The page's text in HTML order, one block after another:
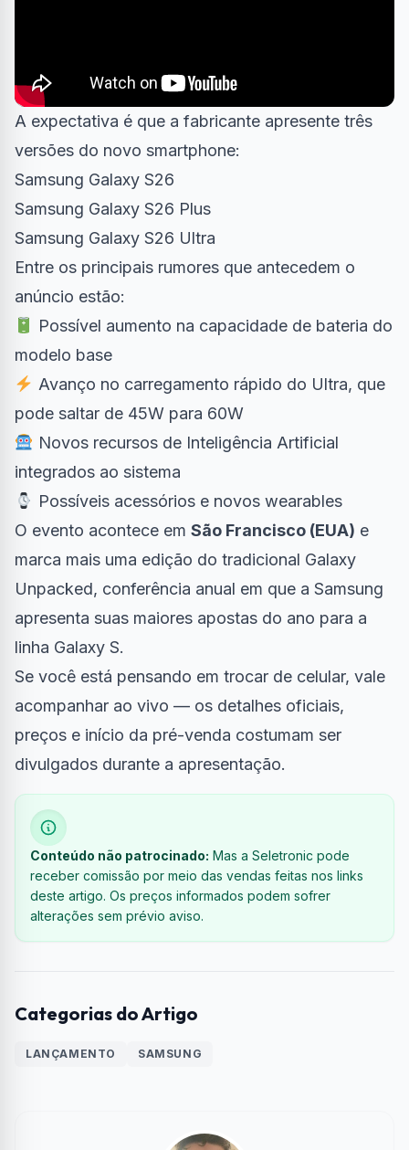
A expectativa é que a fabricante apresente três
versões do novo smartphone:
Samsung Galaxy S26
Samsung Galaxy S26 Plus
Samsung Galaxy S26 Ultra
Entre os principais rumores que antecedem o
anúncio estão:
Possível aumento na capacidade de bateria do
modelo base
Avanço no carregamento rápido do Ultra, que
pode saltar de 45W para 60W
Novos recursos de Inteligência Artificial
integrados ao sistema
Possíveis acessórios e novos wearables
O evento acontece em São Francisco (EUA) e
marca mais uma edição do tradicional Galaxy
Unpacked, conferência anual em que a Samsung
apresenta suas maiores apostas do ano para a
linha Galaxy S.
Se você está pensando em trocar de celular, vale
acompanhar ao vivo — os detalhes oficiais,
preços e início da pré-venda costumam ser
divulgados durante a apresentação.
Conteúdo não patrocinado: Mas a Seletronic pode
receber comissão por meio das vendas feitas nos links
deste artigo. Os preços informados podem sofrer
alterações sem prévio aviso.
Categorias do Artigo
LANÇAMENTO SAMSUNG